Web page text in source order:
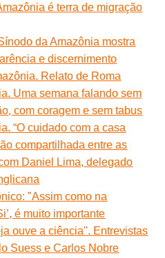
é terra de migração
da Amazônia mostra
e discernimento
Relato de Roma
Uma semana falando sem
com coragem e sem tabus
“O cuidado com a casa
compartilhada entre as
Daniel Lima, delegado
"Assim como na
é muito importante
ouve a ciência". Entrevistas
Suess e Carlos Nobre